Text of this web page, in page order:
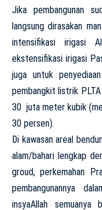
Jika pembangunan
langsung dirasakan
intensifikasi irigasi
ekstensifikasi irigasi
juga untuk
pembangkit listrik
30 juta meter kubik
30 persen).
Di kawasan areal
alam/bahari lengkap
groud, perkemahan
pembangunannya
insyaAllah